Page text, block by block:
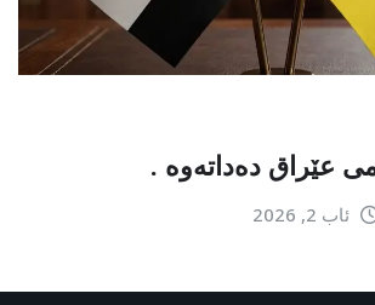
عێراق دەداتەوە .
ئاب 2, 2026